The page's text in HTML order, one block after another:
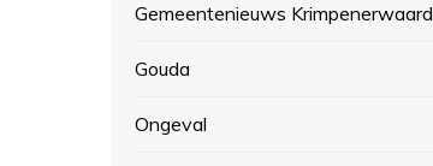
Gemeentenieuws Krimpenerwaard
Gouda
Ongeval